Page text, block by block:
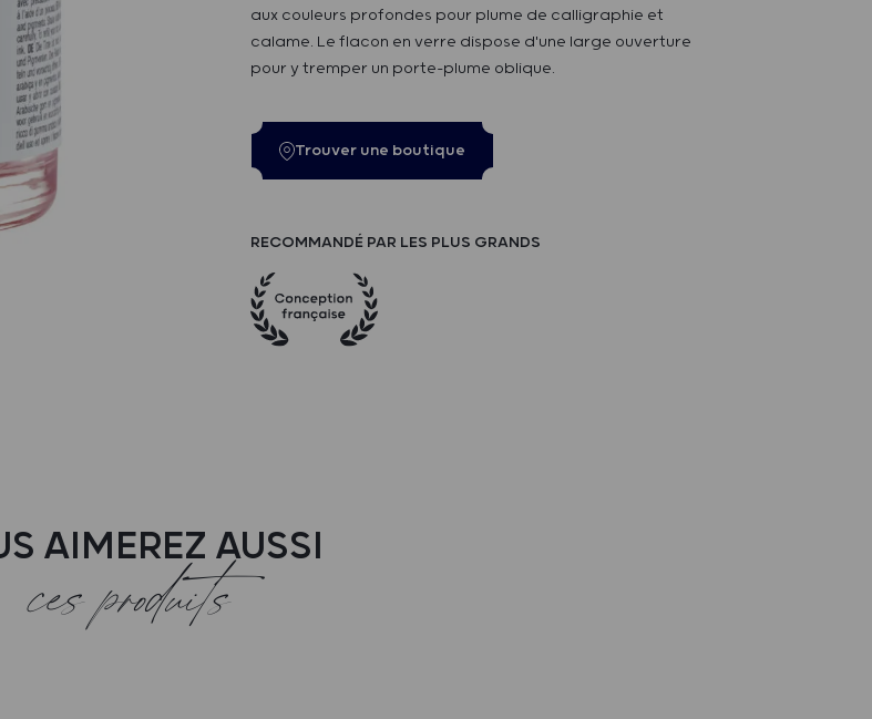
aux couleurs profondes pour plume de calligraphie et
calame. Le flacon en verre dispose d'une large ouverture
pour y tremper un porte-plume oblique.
Trouver une boutique
RECOMMANDÉ PAR LES PLUS GRANDS
AIMEREZ AUSSI
ces produits